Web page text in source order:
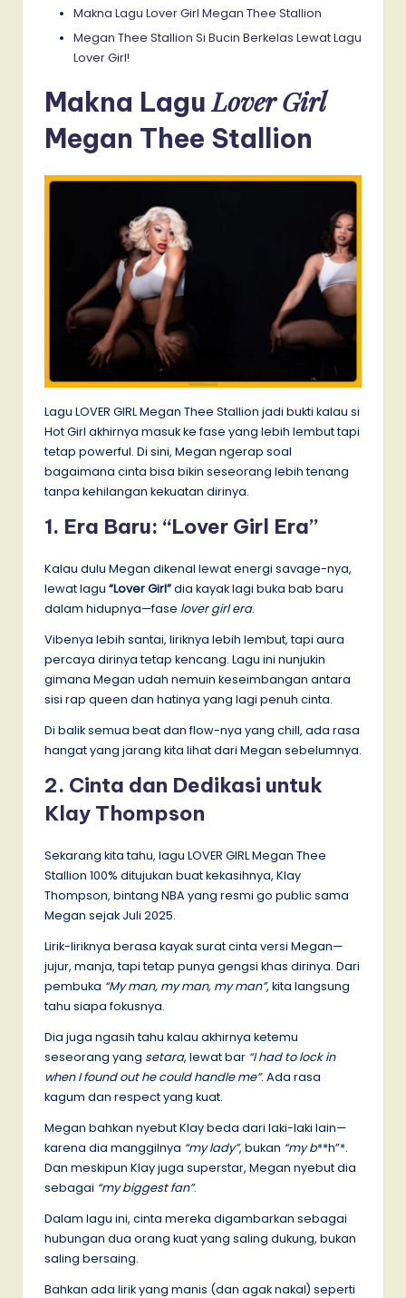
Makna Lagu Lover Girl Megan Thee Stallion
Megan Thee Stallion Si Bucin Berkelas Lewat Lagu
Lover Girl!
Makna LaguLover Girl
Megan Thee Stallion
Lagu LOVER GIRL Megan Thee Stallion jadi bukti kalau si
Hot Girl akhirnya masuk ke fase yang lebih lembut tapi
tetap powerful. Di sini, Megan ngerap soal
bagaimana cinta bisa bikin seseorang lebih tenang
tanpa kehilangan kekuatan dirinya.
1. Era Baru: “Lover Girl Era”
Kalau dulu Megan dikenal lewat energi savage-nya,
lewat lagu “Lover Girl”dia kayak lagi buka bab baru
dalam hidupnya—fase lover girl era.
Vibenya lebih santai, liriknya lebih lembut, tapi aura
percaya dirinya tetap kencang. Lagu ini nunjukin
gimana Megan udah nemuin keseimbangan antara
sisi rap queen dan hatinya yang lagi penuh cinta.
Di balik semua beat dan flow-nya yang chill, ada rasa
hangat yang jarang kita lihat dari Megan sebelumnya.
2. Cinta dan Dedikasi untuk
Klay Thompson
Sekarang kita tahu, lagu LOVER GIRL Megan Thee
Stallion 100% ditujukan buat kekasihnya, Klay
Thompson, bintang NBA yang resmi go public sama
Megan sejak Juli 2025.
Lirik-liriknya berasa kayak surat cinta versi Megan—
jujur, manja, tapi tetap punya gengsi khas dirinya. Dari
pembuka “My man, my man, my man”, kita langsung
tahu siapa fokusnya.
Dia juga ngasih tahu kalau akhirnya ketemu
seseorang yang setara, lewat bar “I had to lock in
when I found out he could handle me”. Ada rasa
kagum dan respect yang kuat.
Megan bahkan nyebut Klay beda dari laki-laki lain—
karena dia manggilnya “my lady”, bukan “my b**h”*.
Dan meskipun Klay juga superstar, Megan nyebut dia
sebagai “my biggest fan”.
Dalam lagu ini, cinta mereka digambarkan sebagai
hubungan dua orang kuat yang saling dukung, bukan
saling bersaing.
Bahkan ada lirik yang manis (dan agak nakal) seperti